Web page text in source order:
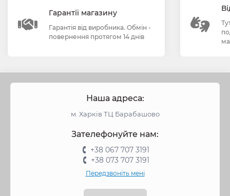
Гарантії магазину
Гарантія від виробника. Обмін -
повернення протягом 14 днів
Наша адреса:
м. Харків ТЦ Барабашово
Зателефонуйте нам:
+38 067 707 3191
+38 073 707 3191
Передзвоніть мені